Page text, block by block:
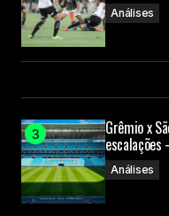
Análises
Grêmio x
Análises